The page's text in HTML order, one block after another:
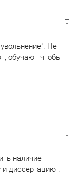
Не
обучают чтобы
наличие
и диссертацию .